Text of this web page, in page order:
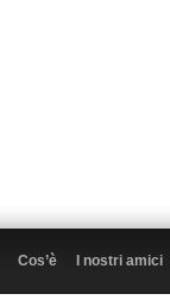
Cos’è I nostri amici